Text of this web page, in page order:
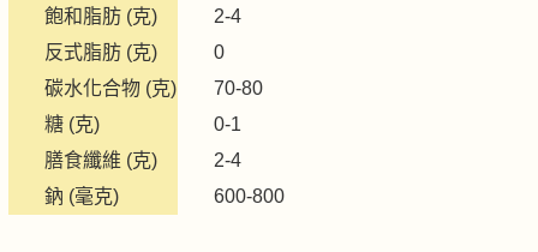
飽和脂肪 (克)
2-4
反式脂肪 (克)
0
碳水化合物 (克)
70-80
糖 (克)
0-1
膳食纖維 (克)
2-4
鈉 (毫克)
600-800